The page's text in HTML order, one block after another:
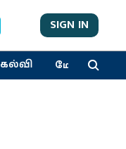
SIGN IN
கல்வி மேலும்